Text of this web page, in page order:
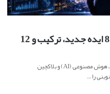
هوش مصنوعی و بلاک‌چین: 8 ایده جدید، ترکیب و 12
در دنیای پرشتاب فناوری، دو ستاره درخشان، هوش مصنوعی (AI) و بلاکچین